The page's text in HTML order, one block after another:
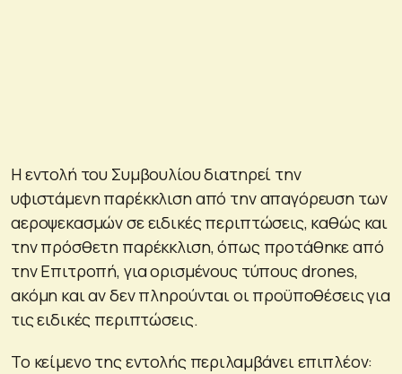
Η εντολή του Συμβουλίου διατηρεί την
υφιστάμενη παρέκκλιση από την απαγόρευση των
αεροψεκασμών σε ειδικές περιπτώσεις, καθώς και
την πρόσθετη παρέκκλιση, όπως προτάθηκε από
την Επιτροπή, για ορισμένους τύπους drones,
ακόμη και αν δεν πληρούνται οι προϋποθέσεις για
τις ειδικές περιπτώσεις.
Το κείμενο της εντολής περιλαμβάνει επιπλέον: